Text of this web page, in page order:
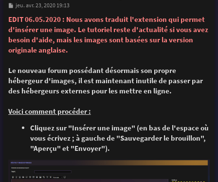
M
s
s
a
e
jeu. avr. 23, 2020 19:13
EDIT 06.05.2020 : Nous avons traduit l'extension qui permet
d'insérer une image. Le tutoriel reste d'actualité si vous avez
besoin d'aide, mais les images sont basées sur la version
originale anglaise.
Le nouveau forum possédant désormais son propre
hébergeur d'images, il est maintenant inutile de passer par
des hébergeurs externes pour les mettre en ligne.
Voici comment procéder :
Cliquez sur "Insérer une image" (en bas de l'espace où
vous écrivez ; à gauche de "Sauvegarder le brouillon",
"Aperçu" et "Envoyer").